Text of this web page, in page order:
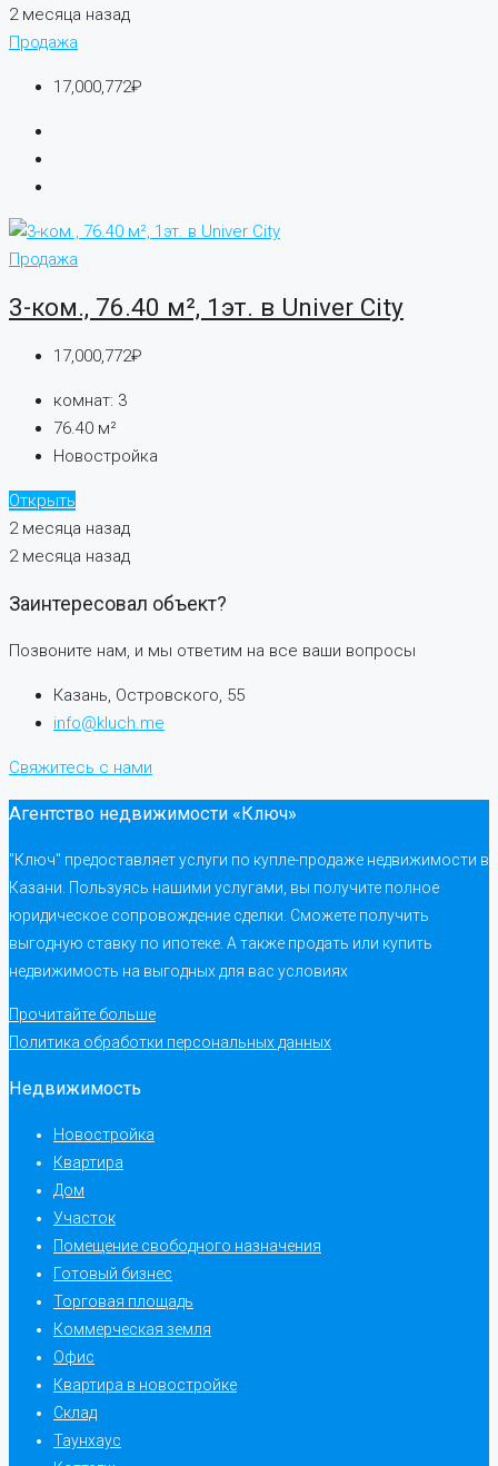
2 месяца назад
Продажа
17,000,772₽
Продажа
3-ком., 76.40 м², 1эт. в Univer City
17,000,772₽
комнат: 3
76.40 м²
Новостройка
Открыть
2 месяца назад
2 месяца назад
Заинтересовал объект?
Позвоните нам, и мы ответим на все ваши вопросы
Казань, Островского, 55
info@kluch.me
Свяжитесь с нами
Агентство недвижимости «Ключ»
"Ключ" предоставляет услуги по купле-продаже недвижимости в
Казани. Пользуясь нашими услугами, вы получите полное
юридическое сопровождение сделки. Сможете получить
выгодную ставку по ипотеке. А также продать или купить
недвижимость на выгодных для вас условиях
Прочитайте больше
Политика обработки персональных данных
Недвижимость
Новостройка
Квартира
Дом
Участок
Помещение свободного назначения
Готовый бизнес
Торговая площадь
Коммерческая земля
Офис
Квартира в новостройке
Склад
Таунхаус